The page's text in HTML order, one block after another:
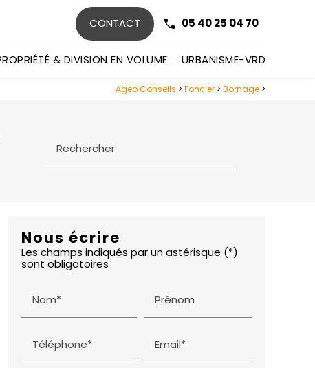
CONTACT 05 40 25 04 70
& DIVISION EN VOLUME URBANISME-VRD
Ageo Conseils > Foncier > Bornage >
Rechercher
Nous écrire
Les champs indiqués par un astérisque (*)
sont obligatoires
Nom* Prénom
Téléphone* Email*